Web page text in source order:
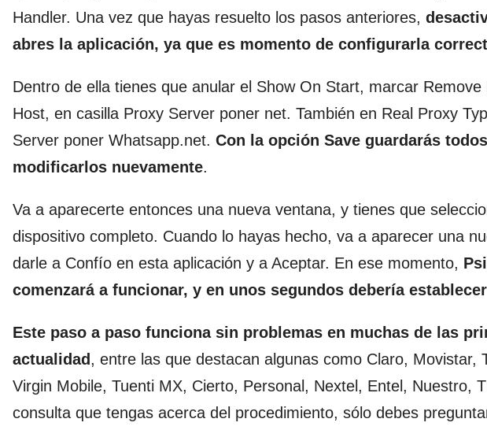
Handler. Una vez que hayas resuelto los pasos anteriores,
abres la aplicación, ya que es momento de configurarla
Dentro de ella tienes que anular el Show On Start, marcar
Host, en casilla Proxy Server poner net. También en Real Proxy
Server poner Whatsapp.net. Con la opción Save guardarás
modificarlos nuevamente.
Va a aparecerte entonces una nueva ventana, y tienes que
dispositivo completo. Cuando lo hayas hecho, va a aparecer una
darle a Confío en esta aplicación y a Aceptar. En ese momento,
comenzará a funcionar, y en unos segundos debería
Este paso a paso funciona sin problemas en muchas de las
actualidad , entre las que destacan algunas como Claro, Movistar,
Virgin Mobile, Tuenti MX, Cierto, Personal, Nextel, Entel, Nuestro,
consulta que tengas acerca del procedimiento, sólo debes